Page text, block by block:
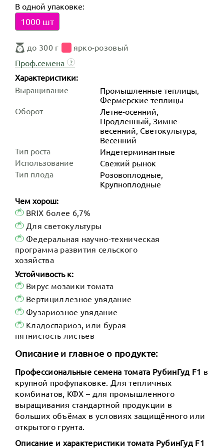
В одной упаковке:
1000 шт
до 300 г
ярко-розовый
Проф.семена
?
Характеристики:
Выращивание
Промышленные теплицы,
Фермерские теплицы
Оборот
Летне-осенний,
Продленный, Зимне-
весенний, Светокультура,
Весенний
Тип роста
Индетер­минантные
Использование
Свежий рынок
Тип плода
Розовоплодные,
Крупноплодные
Чем хорош:
BRIX более 6,7%
Для светокультуры
Федеральная научно-техническая
программа развития сельского
хозяйства
Устойчивость к:
Вирус мозаики томата
Вертициллезное увядание
Фузариозное увядание
Кладоспариоз, или бурая
пятнистость листьев
Описание и главное о продукте:
Профессиональные семена томата РубинГуд F1 в
крупной профупаковке. Для тепличных
комбинатов, КФХ – для промышленного
выращивания стандартной продукции в
больших объёмах в условиях защищённого или
открытого грунта.
Описание и характеристики томата РубинГуд F1